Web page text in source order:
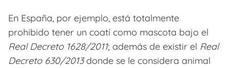
En España, por ejemplo, está totalmente
prohibido tener un coatí como mascota bajo el
Real Decreto 1628/2011; además de existir el Real
Decreto 630/2013donde se le considera animal